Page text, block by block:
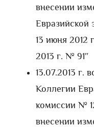
внесении
Евразийской
13 июня 2012
2013 г. № 91″
13.07.2013 г.
Коллегии
комиссии №
внесении